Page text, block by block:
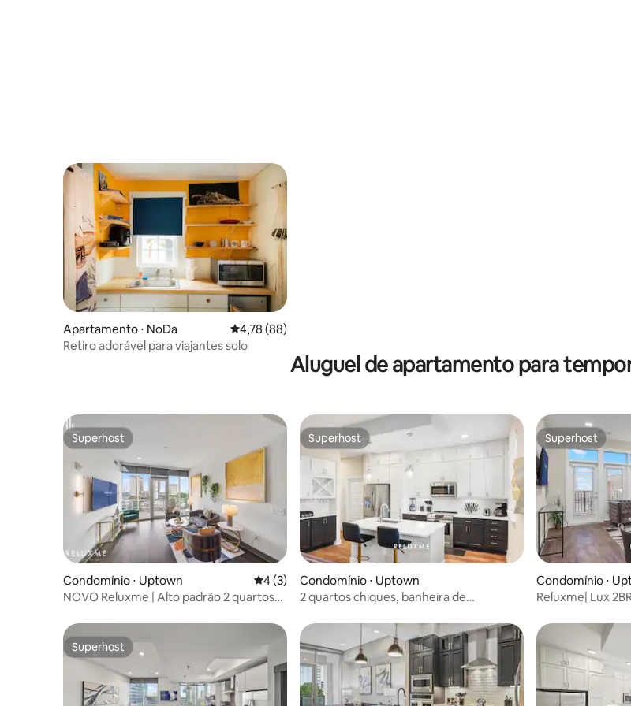
Apartamento ⋅ NoDa 4,78 de uma avaliação média de 5, 88 avaliações
4,78 (88)
Retiro adorável para viajantes solo
Aluguel de apartamento para
Superhost
Superhost
Condomínio ⋅ Uptown 4 de uma avaliação média de 5, 3 avaliações
4 (3)
NOVO Reluxme | Alto padrão 2 quartos
Superhost
Superhost
Condomínio ⋅ Uptown
2 quartos chiques, banheira de
terraço
Superhost
Superhost
Condomínio ⋅
Reluxme| Lux
Superhost
Superhost